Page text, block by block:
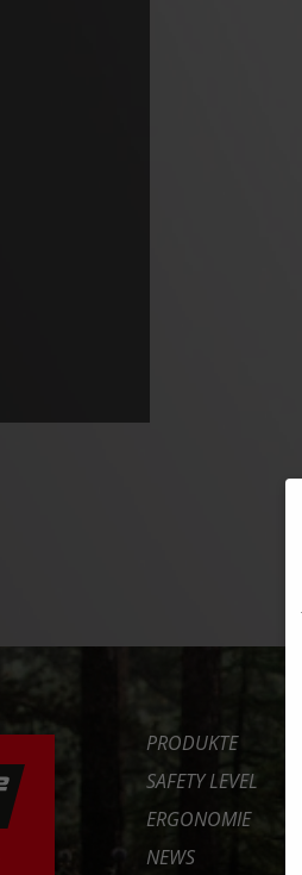
PRODUKTE
SAFETY LEVEL
ERGONOMIE
NEWS